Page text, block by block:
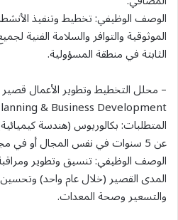
الوصف الوظيفي: تخطيط وتنفيذ
الموثوقية والتوافر والسلامة الفنية
الثابتة في منطقة المسؤولية.
& Business Development)
المتطلبات: بكالوريوس (هندسة
عن 5 سنوات في نفس المجال أو في مجال مشابه.
الوصف الوظيفي: تنسيق وتطوير
المدى القصير (خلال عام واحد) وتحسين
والتسعير وصحة المعدات.